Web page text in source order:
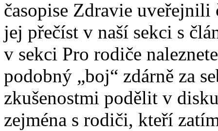
časopise Zdravie
jej přečíst v naší sekci s
v sekci Pro rodiče
podobný „boj“ zdárně za
zkušenostmi podělit v
zejména s rodiči, kteří